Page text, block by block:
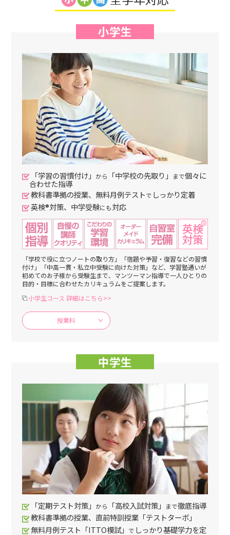
小学生
「学習の習慣付け」 から 「中学校の先取り」 まで個々に
合わせた指導
教科書準拠の授業、無料月例テストで しっかり定着
英検®対策、中学受験にも対応
「学校で役に立つノートの取り方」「宿題や予習・復習などの習慣
付け」「中高一貫・私立中受験に向けた対策」など、学習塾通いが
初めてのお子様から受験生まで、マンツーマン指導で一人ひとりの
目的・目標に合わせたカリキュラムをご提案します。
小学生コース 詳細はこちら>>
授業料
中学生
「定期テスト対策」 から 「高校入試対策」 まで徹底指導
教科書準拠の授業、直前特訓授業「テストターボ」
無料月例テスト「ITTO模試」 で しっかり基礎学力を定